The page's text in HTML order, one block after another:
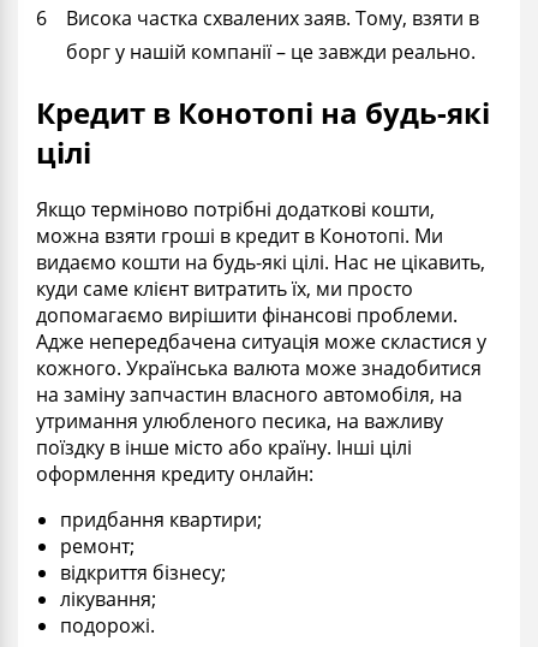
Висока частка схвалених заяв. Тому, взяти в
борг у нашій компанії – це завжди реально.
Кредит в Конотопі на будь-які
цілі
Якщо терміново потрібні додаткові кошти,
можна взяти гроші в кредит в Конотопі. Ми
видаємо кошти на будь-які цілі. Нас не цікавить,
куди саме клієнт витратить їх, ми просто
допомагаємо вирішити фінансові проблеми.
Адже непередбачена ситуація може скластися у
кожного. Українська валюта може знадобитися
на заміну запчастин власного автомобіля, на
утримання улюбленого песика, на важливу
поїздку в інше місто або країну. Інші цілі
оформлення кредиту онлайн:
придбання квартири;
ремонт;
відкриття бізнесу;
лікування;
подорожі.